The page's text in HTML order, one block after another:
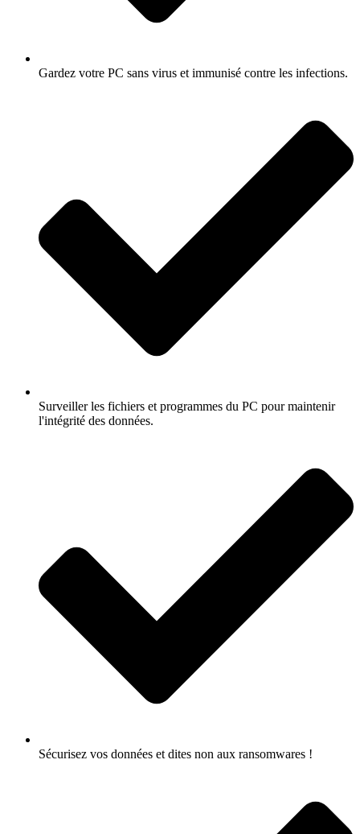
Gardez votre PC sans virus et immunisé contre les infections.
Surveiller les fichiers et programmes du PC pour maintenir
l'intégrité des données.
Sécurisez vos données et dites non aux ransomwares !